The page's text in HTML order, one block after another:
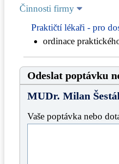
Činnosti firmy
Praktičtí lékaři - pro
ordinace
Odeslat poptávku
MUDr. Milan
Vaše poptávka nebo